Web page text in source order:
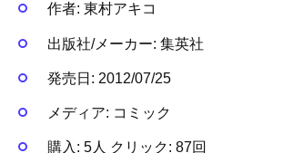
作者: 東村アキコ
出版社/メーカー: 集英社
発売日: 2012/07/25
メディア: コミック
購入 : 5人 クリック: 87回